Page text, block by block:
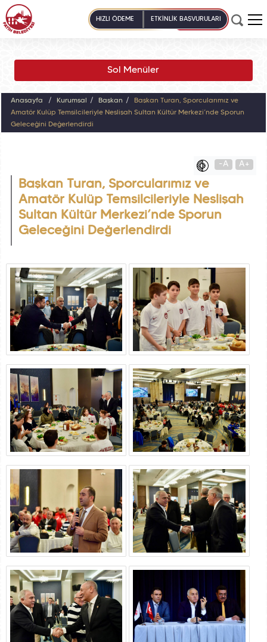
HIZLI ÖDEME ETKİNLİK BAŞVURULARI
Sol Menüler
Anasayfa Kurumsal Başkan
Başkan Turan, Sporcularımız ve
Amatör Kulüp Temsilcileriyle Neslişah Sultan Kültür Merkezi’nde Sporun
Geleceğini Değerlendirdi
-A A+
Başkan Turan, Sporcularımız ve
Amatör Kulüp Temsilcileriyle Neslişah
Sultan Kültür Merkezi’nde Sporun
Geleceğini Değerlendirdi